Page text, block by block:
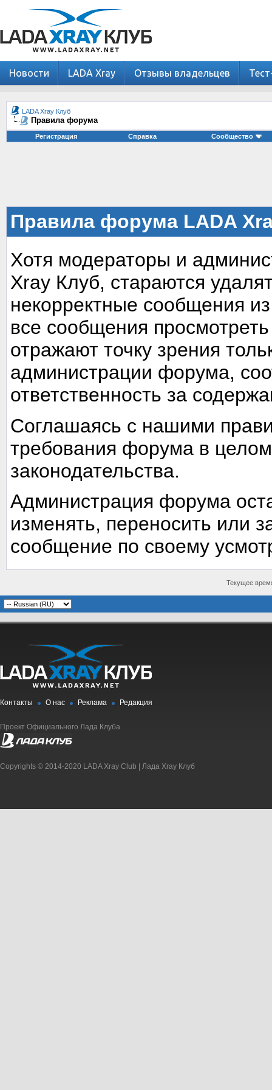
Новости LADA Xray Отзывы владельцев
LADA Xray Клуб
Правила форума
Регистрация Справка Сообщество
Правила форума LADA
Хотя модераторы и
Xray Клуб, стараются
некорректные сообщения
все сообщения
отражают точку зрения
администрации форума,
ответственность за
Соглашаясь с нашими
требования форума в
законодательства.
Администрация форума
изменять, переносить или
сообщение по своему
Текущее
Контакты О нас Реклама Редакция
Проект Официального Лада Клуба
Copyrights © 2014-2020 LADA Xray Club | Лада Xray Клуб